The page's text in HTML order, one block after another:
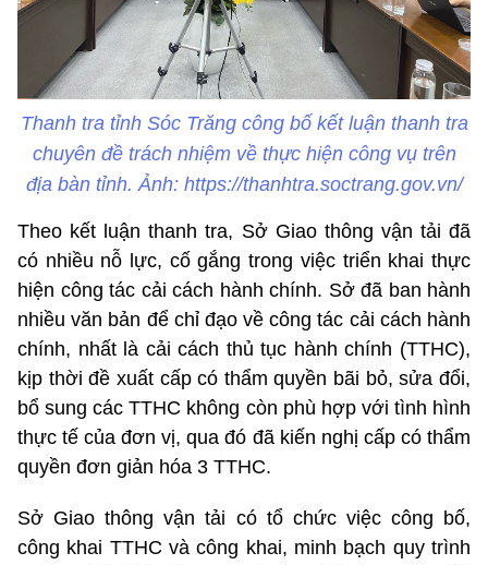
Thanh tra tỉnh Sóc Trăng công bố kết luận thanh tra
chuyên đề trách nhiệm về thực hiện công vụ trên
địa bàn tỉnh. Ảnh: https://thanhtra.soctrang.gov.vn/
Theo kết luận thanh tra, Sở Giao thông vận tải đã
có nhiều nỗ lực, cố gắng trong việc triển khai thực
hiện công tác cải cách hành chính. Sở đã ban hành
nhiều văn bản để chỉ đạo về công tác cải cách hành
chính, nhất là cải cách thủ tục hành chính (TTHC),
kịp thời đề xuất cấp có thẩm quyền bãi bỏ, sửa đổi,
bổ sung các TTHC không còn phù hợp với tình hình
thực tế của đơn vị, qua đó đã kiến nghị cấp có thẩm
quyền đơn giản hóa 3 TTHC.
Sở Giao thông vận tải có tổ chức việc công bố,
công khai TTHC và công khai, minh bạch quy trình